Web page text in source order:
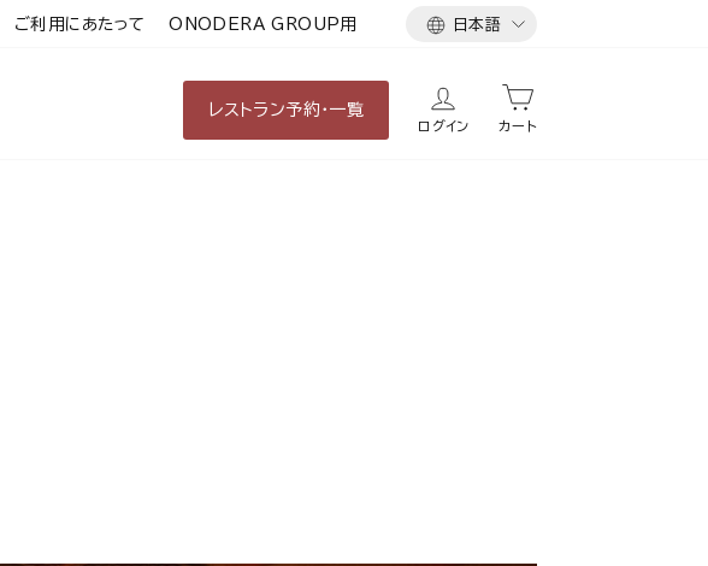
ご利用にあたって ONODERA GROUP用
言
日本語
レストラン予約・一覧
ログイン カート